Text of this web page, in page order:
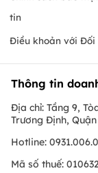
tin
Điều khoản với Đối
Thông tin
Địa chỉ: Tầng 9,
Trương Định,
Hotline:
Mã số thuế: